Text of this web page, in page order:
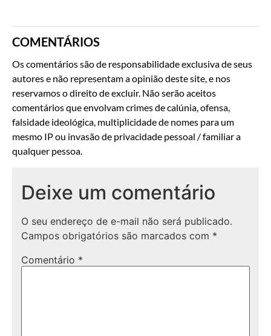
COMENTÁRIOS
Os comentários são de responsabilidade exclusiva de seus
autores e não representam a opinião deste site, e nos
reservamos o direito de excluir. Não serão aceitos
comentários que envolvam crimes de calúnia, ofensa,
falsidade ideológica, multiplicidade de nomes para um
mesmo IP ou invasão de privacidade pessoal / familiar a
qualquer pessoa.
Deixe um comentário
O seu endereço de e-mail não será publicado.
Campos obrigatórios são marcados com *
Comentário *